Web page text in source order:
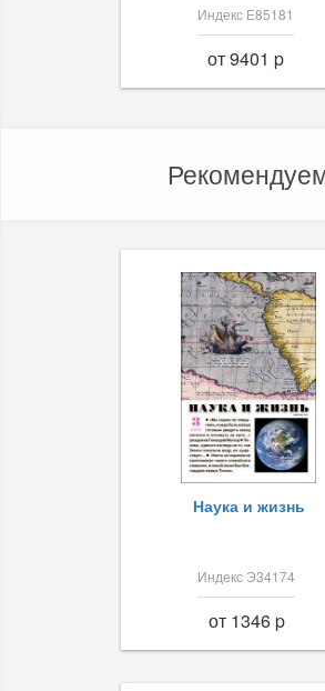
Индекс Е85181
от 9401 p
Наука и жизнь
Индекс Э34174
от 1346 p